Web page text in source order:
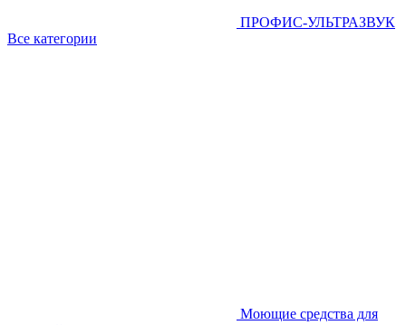
ПРОФИС-УЛЬТРАЗВУК
Все категории
Моющие средства для